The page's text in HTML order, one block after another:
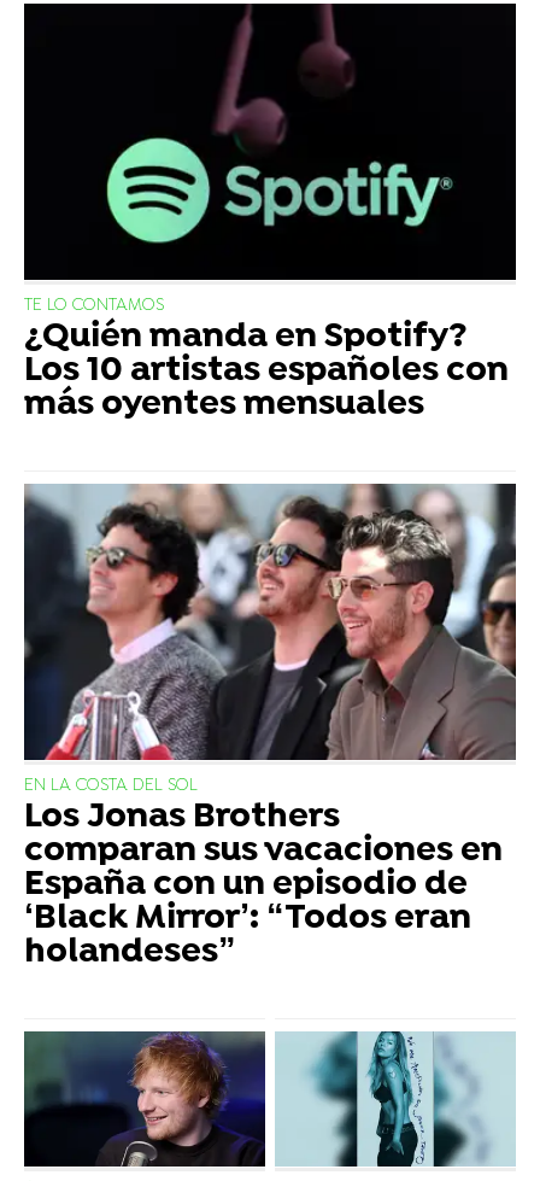
TE LO CONTAMOS
¿Quién manda en Spotify?
Los 10 artistas españoles con
más oyentes mensuales
EN LA COSTA DEL SOL
Los Jonas Brothers
comparan sus vacaciones en
España con un episodio de
‘Black Mirror’: “Todos eran
holandeses”